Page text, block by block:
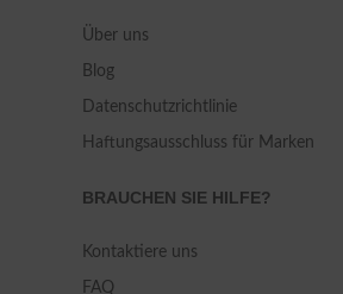
Über uns
Blog
Datenschutzrichtlinie
Haftungsausschluss für Marken
BRAUCHEN SIE HILFE?
Kontaktiere uns
FAQ